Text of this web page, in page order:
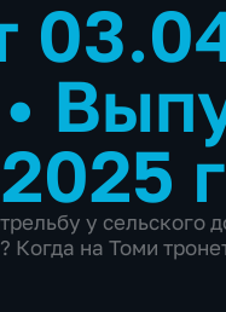
•
у сельского
Когда на Томи